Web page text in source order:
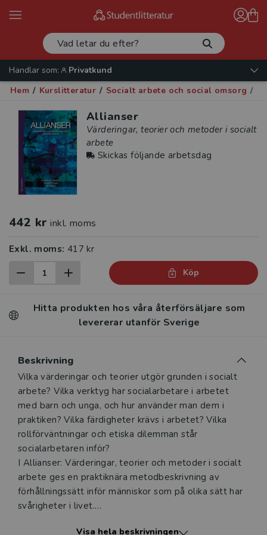
Handlar som:
Privatkund
Hem / Kurslitteratur / Socialt arbete och social omsorg /
Allianser
Värderingar, teorier och metoder i socialt
arbete
Skickas följande arbetsdag
442 kr inkl. moms
Exkl. moms: 417 kr
Köp
Hitta produkten hos våra återförsäljare som
levererar utanför Sverige
Beskrivning
Beskrivning
Vilka värderingar och teorier utgör grunden i socialt
arbete? Vilka verktyg har socialarbetare i arbetet
med barn och unga, och hur använder man dem i
praktiken? Vilka färdigheter krävs i arbetet? Vilka
rollförväntningar och etiska dilemman står
socialarbetaren inför?
I Allianser: Värderingar, teorier och metoder i socialt
arbete ges en praktiknära metodbeskrivning av
förhållningssätt inför människor som på olika sätt har
svårigheter i livet.
Visa hela beskrivningen